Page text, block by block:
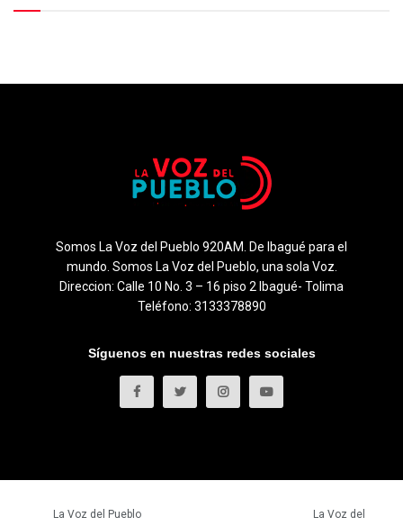
Somos La Voz del Pueblo 920AM. De Ibagué para el
mundo. Somos La Voz del Pueblo, una sola Voz.
Direccion: Calle 10 No. 3 – 16 piso 2 Ibagué- Tolima
Teléfono: 3133378890
Síguenos en nuestras redes sociales
La Voz del Pueblo La Voz del